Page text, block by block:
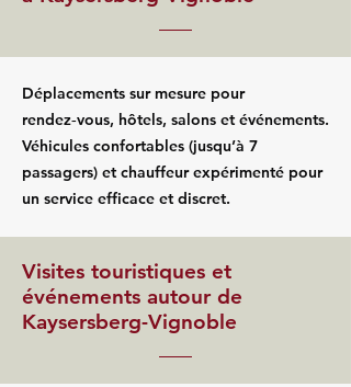
Déplacements sur mesure pour
rendez‑vous, hôtels, salons et événements.
Véhicules confortables (jusqu’à 7
passagers) et chauffeur expérimenté pour
un service efficace et discret.
Visites touristiques et
événements autour de
Kaysersberg-Vignoble